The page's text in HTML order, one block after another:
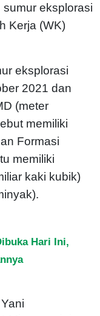
eksplorasi
Kerja (WK)
eksplorasi
2021 dan
(meter
memiliki
Formasi
memiliki
kaki kubik)
Hari Ini,